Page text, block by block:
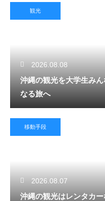
観光
2026.08.08
沖縄の観光を大学生み
なる旅へ
移動手段
2026.08.07
沖縄の観光はレンタカ